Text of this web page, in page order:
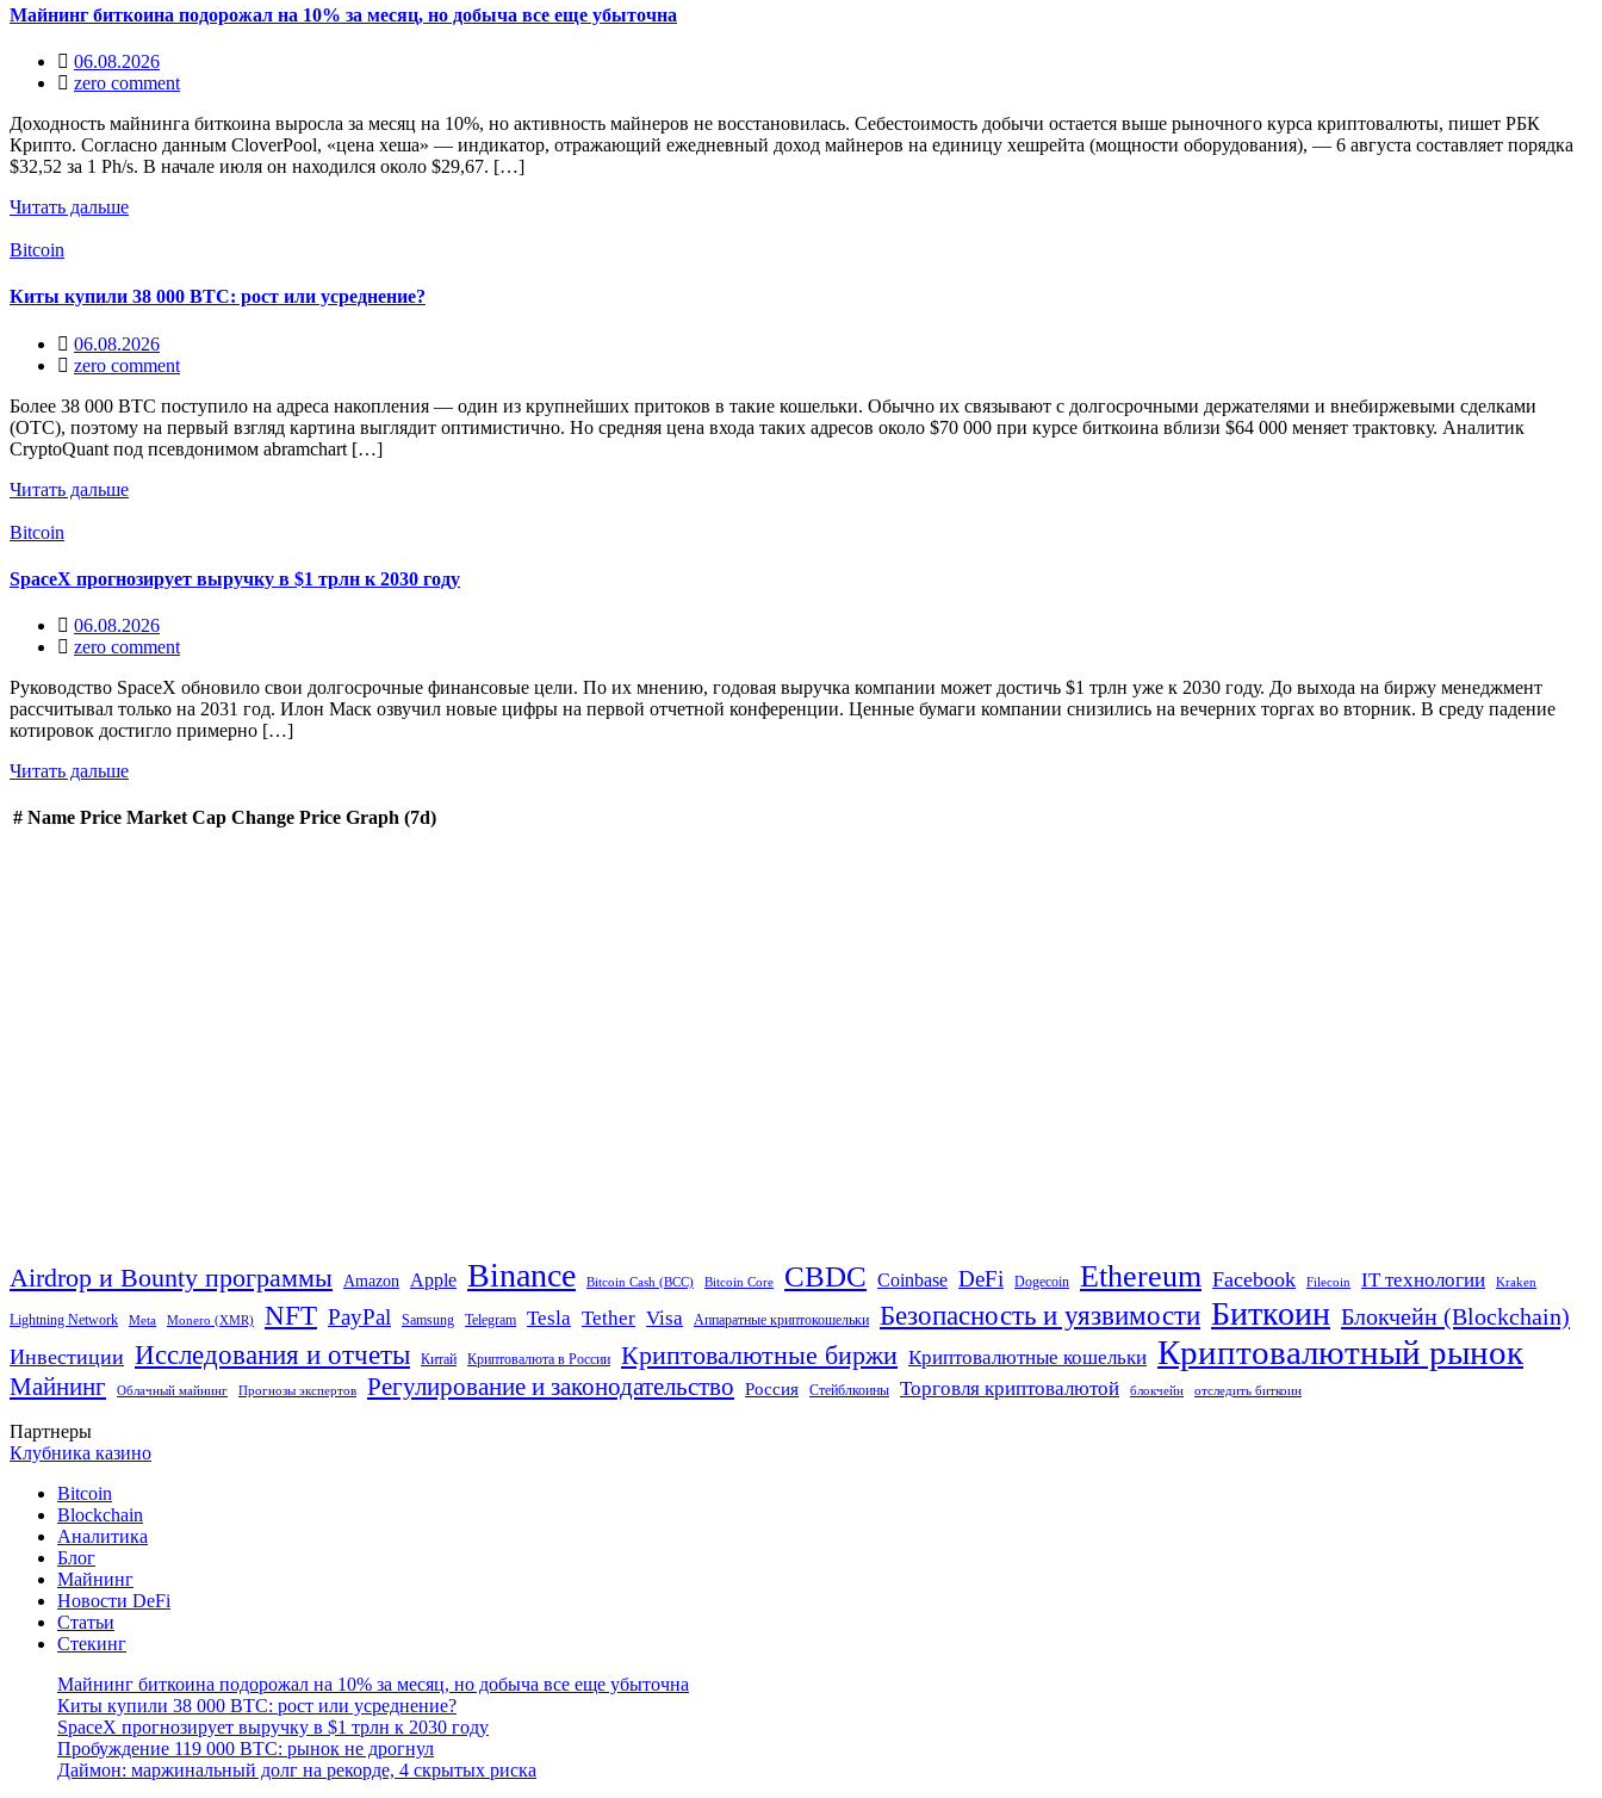
Майнинг биткоина подорожал на 10% за месяц, но добыча все еще убыточна
06.08.2026
zero comment
Доходность майнинга биткоина выросла за месяц на 10%, но активность майнеров не восстановилась. Себестоимость добычи остается выше рыночного курса криптовалюты, пишет РБК
Крипто. Согласно данным CloverPool, «цена хеша» — индикатор, отражающий ежедневный доход майнеров на единицу хешрейта (мощности оборудования), — 6 августа составляет порядка
$32,52 за 1 Ph/s. В начале июля он находился около $29,67. […]
Читать дальше
Bitcoin
Киты купили 38 000 BTC: рост или усреднение?
06.08.2026
zero comment
Более 38 000 BTC поступило на адреса накопления — один из крупнейших притоков в такие кошельки. Обычно их связывают с долгосрочными держателями и внебиржевыми сделками
(OTC), поэтому на первый взгляд картина выглядит оптимистично. Но средняя цена входа таких адресов около $70 000 при курсе биткоина вблизи $64 000 меняет трактовку. Аналитик
CryptoQuant под псевдонимом abramchart […]
Читать дальше
Bitcoin
SpaceX прогнозирует выручку в $1 трлн к 2030 году
06.08.2026
zero comment
Руководство SpaceX обновило свои долгосрочные финансовые цели. По их мнению, годовая выручка компании может достичь $1 трлн уже к 2030 году. До выхода на биржу менеджмент
рассчитывал только на 2031 год. Илон Маск озвучил новые цифры на первой отчетной конференции. Ценные бумаги компании снизились на вечерних торгах во вторник. В среду падение
котировок достигло примерно […]
Читать дальше
# Name Price Market Cap Change Price Graph (7d)
Airdrop и Bounty программы Amazon Apple Binance Bitcoin Cash (BCC) Bitcoin Core CBDC Coinbase DeFi Dogecoin Ethereum Facebook Filecoin IT технологии Kraken
Lightning Network Meta Monero (XMR) NFT PayPal Samsung Telegram Tesla Tether Visa Аппаратные криптокошельки Безопасность и уязвимости Биткоин Блокчейн (Blockchain)
Инвестиции Исследования и отчеты Китай Криптовалюта в России Криптовалютные биржи Криптовалютные кошельки Криптовалютный рынок
Майнинг Облачный майнинг Прогнозы экспертов Регулирование и законодательство Россия Стейблкоины Торговля криптовалютой блокчейн отследить биткоин
Партнеры
Клубника казино
Bitcoin
Blockchain
Аналитика
Блог
Майнинг
Новости DeFi
Статьи
Стекинг
Майнинг биткоина подорожал на 10% за месяц, но добыча все еще убыточна
Киты купили 38 000 BTC: рост или усреднение?
SpaceX прогнозирует выручку в $1 трлн к 2030 году
Пробуждение 119 000 BTC: рынок не дрогнул
Даймон: маржинальный долг на рекорде, 4 скрытых риска